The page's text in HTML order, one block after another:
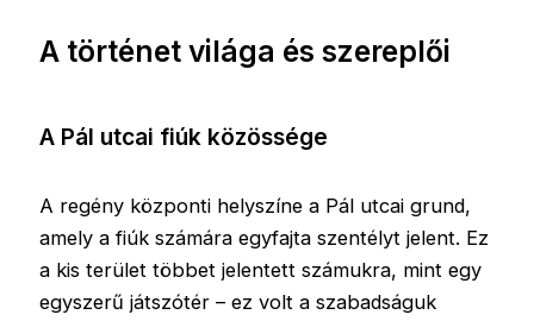
A történet világa és szereplői
A Pál utcai fiúk közössége
A regény központi helyszíne a Pál utcai grund,
amely a fiúk számára egyfajta szentélyt jelent. Ez
a kis terület többet jelentett számukra, mint egy
egyszerű játszótér – ez volt a szabadságuk